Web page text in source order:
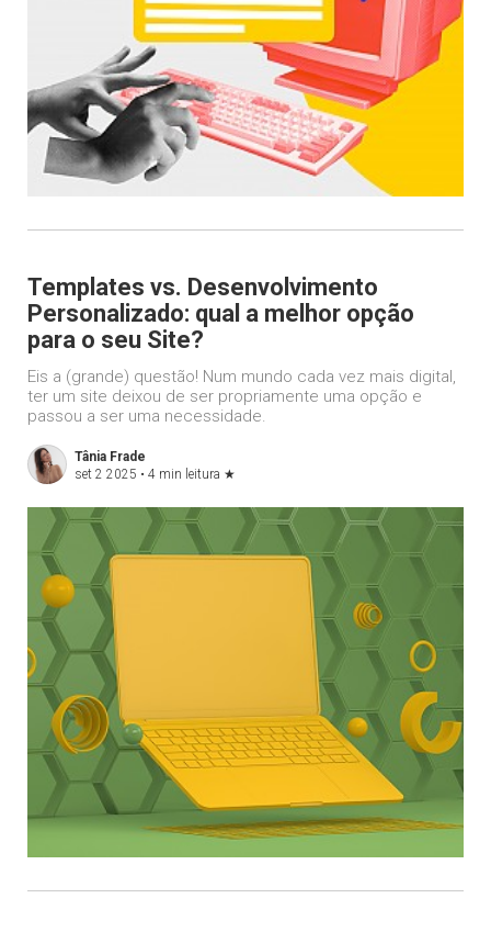
Templates vs. Desenvolvimento
Personalizado: qual a melhor opção
para o seu Site?
Eis a (grande) questão! Num mundo cada vez mais digital,
ter um site deixou de ser propriamente uma opção e
passou a ser uma necessidade.
Tânia Frade
set 2 2025 • 4 min leitura ★